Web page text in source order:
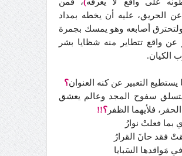
على واقع لا يعرفه)، فمن
الحريق، عليه أن يخطه بمداد
ولتحترق أصابعه وهو يمسك بجمرة
عن واقع تتطاير منه شظايا بشر
الكيان.
يستطيع التعبير عن كنه العنوان؟
سفوح المجد وعالم يعشق
فلأيهما الظفر ؟!!
بما فعلتْ نوارُ
فقد حانَ القرارُ
مَواقدها السَبايا